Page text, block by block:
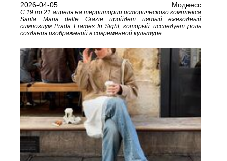
2026-04-05 Моднесс
С 19 по 21 апреля на территории исторического комплекса
Santa Maria delle Grazie пройдет пятый ежегодный
симпозиум Prada Frames In Sight, который исследует роль
создания изображений в современной культуре.